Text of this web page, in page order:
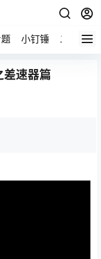
小钉锤 二手 导
差速器篇